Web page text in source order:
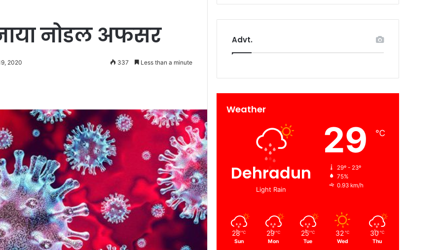
नोडल अफसर
2020 337 Less than a minute
Advt.
Weather
Dehradun
Light Rain
29 ℃
29º - 23º
75%
0.93 km/h
28 ℃
Sun
29 ℃
Mon
25 ℃
Tue
32 ℃
Wed
30 ℃
Thu